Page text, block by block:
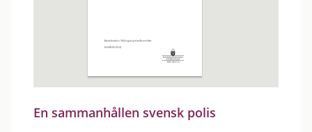
En sammanhållen svensk polis